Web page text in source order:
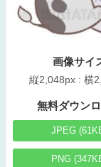
画像サイ
縦2,048px : 横
無料ダウン
JPEG
PNG